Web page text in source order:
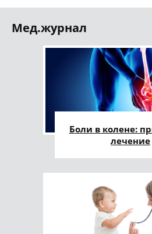
Мед.журнал
Боли в колене:
лечение